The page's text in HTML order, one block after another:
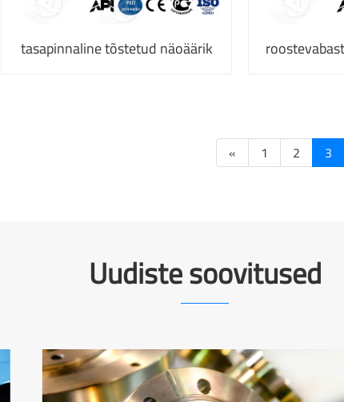
tasapinnaline tõstetud näoäärik
« 1 2 3
Uudiste soovitused